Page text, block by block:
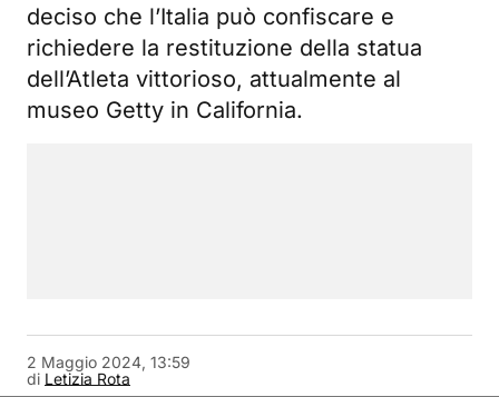
deciso che l’Italia può confiscare e
richiedere la restituzione della statua
dell’Atleta vittorioso, attualmente al
museo Getty in California.
di Letizia Rota
2 Maggio 2024, 13:59